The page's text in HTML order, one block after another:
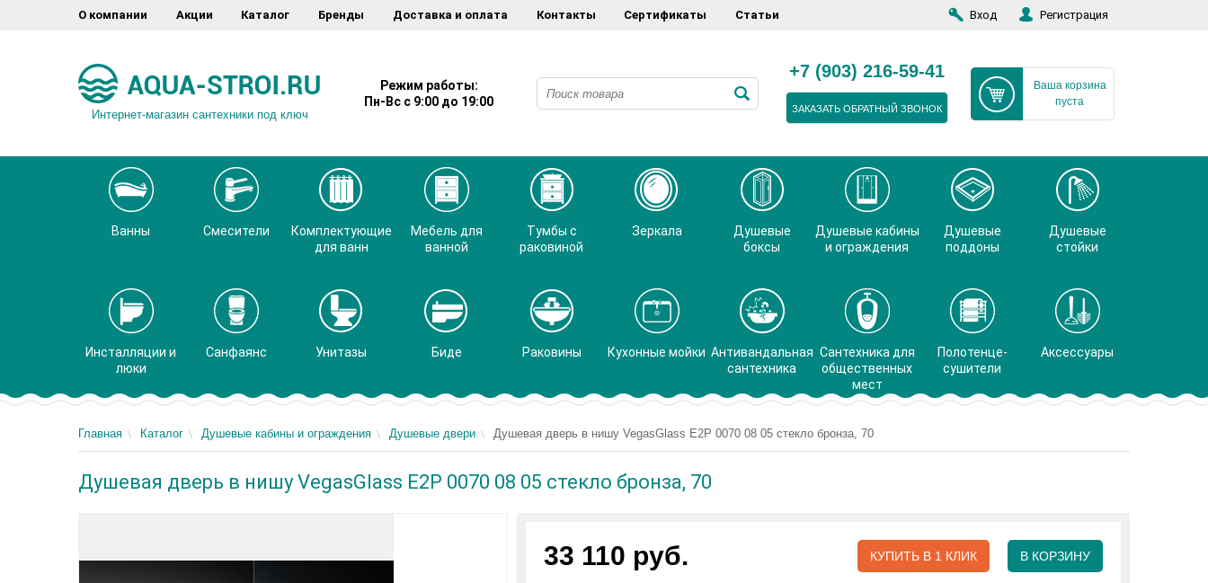
О компании Акции Каталог Бренды Доставка и оплата Контакты Сертификаты Статьи Вход Регистрация
Интернет-магазин сантехники под ключ
Режим работы:
Пн-Вс с 9:00 до 19:00
+7 (903) 216-59-41
ЗАКАЗАТЬ ОБРАТНЫЙ ЗВОНОК
Ваша корзина
пуста
Ванны Смесители
Комплектующие
для ванн
Мебель для
ванной
Тумбы с
раковиной
Зеркала
Душевые
боксы
Душевые кабины
и ограждения
Душевые
поддоны
Душевые
стойки
Инсталляции и
люки
Санфаянс Унитазы Биде Раковины Кухонные мойки Антивандальная
сантехника
Сантехника для
общественных
мест
Полотенце-
сушители
Аксессуары
Главная Каталог Душевые кабины и ограждения Душевые двери Душевая дверь в нишу VegasGlass E2P 0070 08 05 стекло бронза, 70
Душевая дверь в нишу VegasGlass E2P 0070 08 05 стекло бронза, 70
33 110 руб. КУПИТЬ В 1 КЛИК В КОРЗИНУ